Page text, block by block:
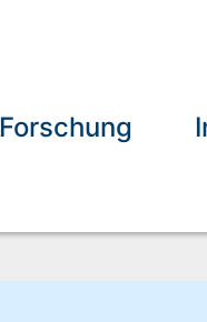
Forschung